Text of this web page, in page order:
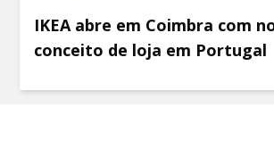
IKEA abre em Coimbra com
conceito de loja em Portugal